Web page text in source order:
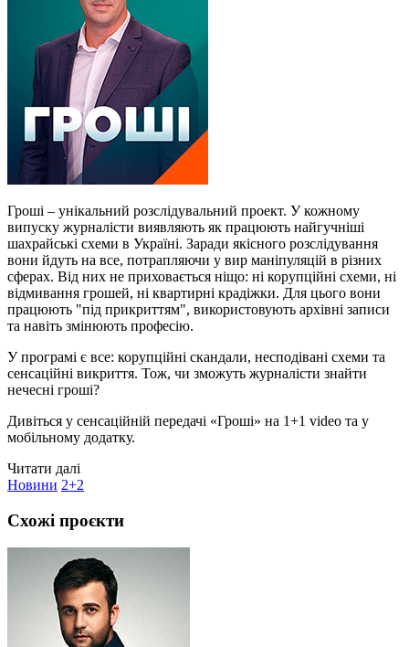
Гроші – унікальний розслідувальний проект. У кожному
випуску журналісти виявляють як працюють найгучніші
шахрайські схеми в Україні. Заради якісного розслідування
вони йдуть на все, потрапляючи у вир маніпуляцій в різних
сферах. Від них не приховається ніщо: ні корупційні схеми, ні
відмивання грошей, ні квартирні крадіжки. Для цього вони
працюють "під прикриттям", використовують архівні записи
та навіть змінюють професію.
У програмі є все: корупційні скандали, несподівані схеми та
сенсаційні викриття. Тож, чи зможуть журналісти знайти
нечесні гроші?
Дивіться у сенсаційній передачі «Гроші» на 1+1 video та у
мобільному додатку.
Читати далі
Новини 2+2
Схожі проєкти